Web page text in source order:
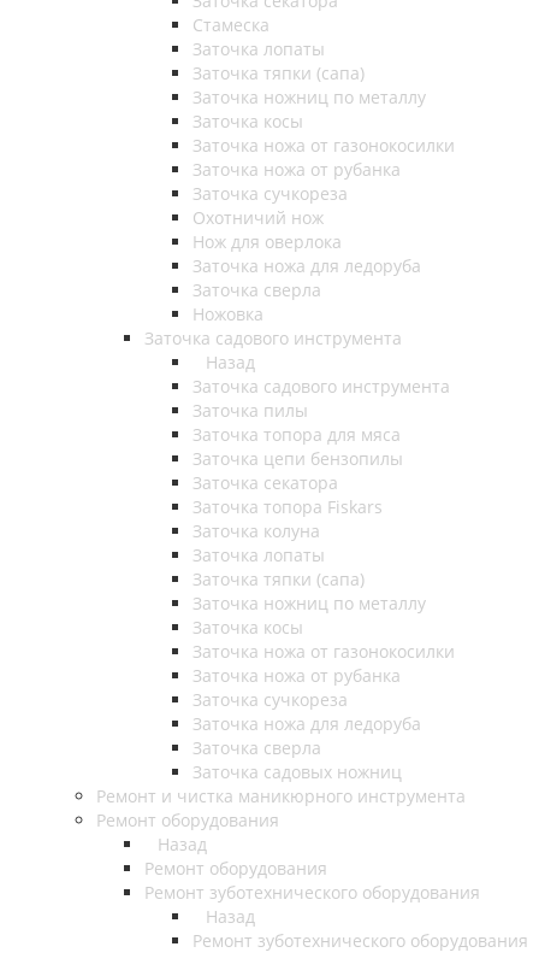
Стамеска
Заточка лопаты
Заточка тяпки (сапа)
Заточка ножниц по металлу
Заточка косы
Заточка ножа от газонокосилки
Заточка ножа от рубанка
Заточка сучкореза
Охотничий нож
Нож для оверлока
Заточка ножа для ледоруба
Заточка сверла
Ножовка
Заточка садового инструмента
Назад
Заточка садового инструмента
Заточка пилы
Заточка топора для мяса
Заточка цепи бензопилы
Заточка секатора
Заточка топора Fiskars
Заточка колуна
Заточка лопаты
Заточка тяпки (сапа)
Заточка ножниц по металлу
Заточка косы
Заточка ножа от газонокосилки
Заточка ножа от рубанка
Заточка сучкореза
Заточка ножа для ледоруба
Заточка сверла
Заточка садовых ножниц
Ремонт и чистка маникюрного инструмента
Ремонт оборудования
Назад
Ремонт оборудования
Ремонт зуботехнического оборудования
Назад
Ремонт зуботехнического оборудования